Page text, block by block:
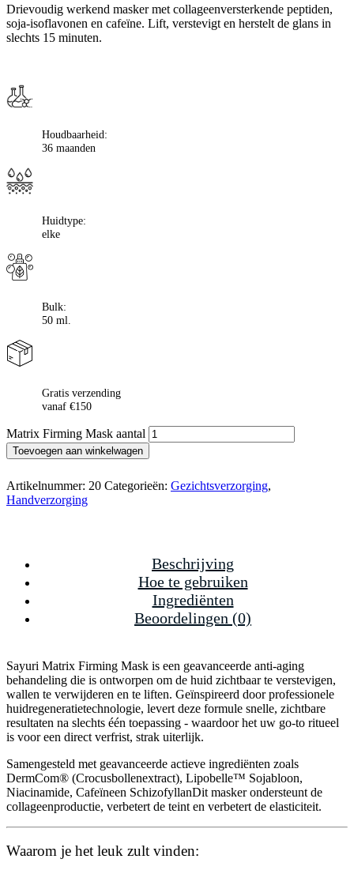
Drievoudig werkend masker met collageenversterkende peptiden,
soja-isoflavonen en cafeïne. Lift, verstevigt en herstelt de glans in
slechts 15 minuten.
Houdbaarheid:
36 maanden
Huidtype:
elke
Bulk:
50 ml.
Gratis verzending
vanaf €150
Matrix Firming Mask aantal
Toevoegen aan winkelwagen
Artikelnummer: 20 Categorieën: Gezichtsverzorging,
Handverzorging
Beschrijving
Hoe te gebruiken
Ingrediënten
Beoordelingen (0)
Sayuri Matrix Firming Mask is een geavanceerde anti-aging
behandeling die is ontworpen om de huid zichtbaar te verstevigen,
wallen te verwijderen en te liften. Geïnspireerd door professionele
huidregeneratietechnologie, levert deze formule snelle, zichtbare
resultaten na slechts één toepassing - waardoor het uw go-to ritueel
is voor een direct verfrist, strak uiterlijk.
Samengesteld met geavanceerde actieve ingrediënten zoals
DermCom® (Crocusbollenextract), Lipobelle™ Sojabloon,
Niacinamide, Cafeïneen SchizofyllanDit masker ondersteunt de
collageenproductie, verbetert de teint en verbetert de elasticiteit.
Waarom je het leuk zult vinden: